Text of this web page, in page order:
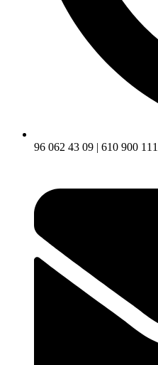
96 062 43 09 | 610 900 111